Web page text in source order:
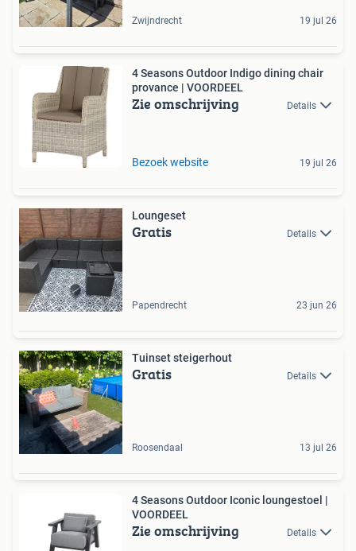
Zwijndrecht 19 jul 26
4 Seasons Outdoor Indigo dining chair
provance | VOORDEEL
Zie omschrijving Details
Bezoek website 19 jul 26
Loungeset
Gratis Details
Papendrecht 23 jun 26
Tuinset steigerhout
Gratis Details
Roosendaal 13 jul 26
4 Seasons Outdoor Iconic loungestoel |
VOORDEEL
Zie omschrijving Details